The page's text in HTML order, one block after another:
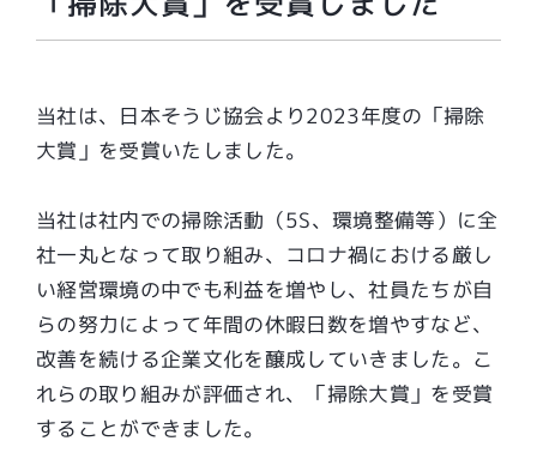
当社は、日本そうじ協会より2023年度の「掃除
大賞」を受賞いたしました。
当社は社内での掃除活動（5S、環境整備等）に全
社一丸となって取り組み、コロナ禍における厳し
い経営環境の中でも利益を増やし、社員たちが自
らの努力によって年間の休暇日数を増やすなど、
改善を続ける企業文化を醸成していきました。​こ
れらの取り組みが評価され、「掃除大賞」を受賞
することができました。